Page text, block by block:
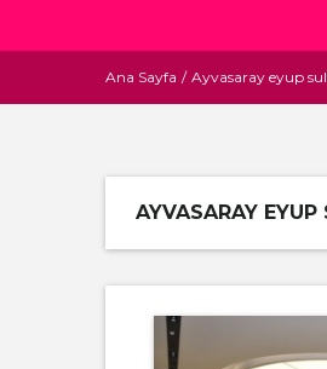
Ana Sayfa / Ayvasaray eyup
AYVASARAY EYUP